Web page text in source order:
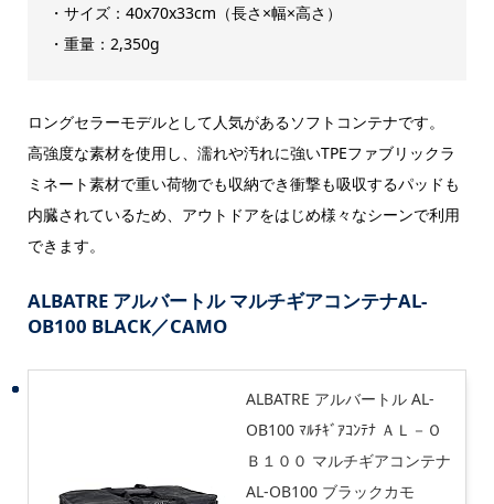
・サイズ：40x70x33cm（長さ×幅×高さ）
・重量：2,350g
ロングセラーモデルとして人気があるソフトコンテナです。
高強度な素材を使用し、濡れや汚れに強いTPEファブリックラ
ミネート素材で重い荷物でも収納でき衝撃も吸収するパッドも
内臓されているため、アウトドアをはじめ様々なシーンで利用
できます。
ALBATRE アルバートル マルチギアコンテナAL-
OB100 BLACK／CAMO
ALBATRE アルバートル AL-
OB100 ﾏﾙﾁｷﾞｱｺﾝﾃﾅ ＡＬ－Ｏ
Ｂ１００ マルチギアコンテナ
AL-OB100 ブラックカモ